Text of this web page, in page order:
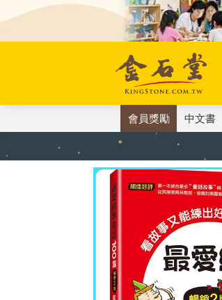
會員獎勵 中文書